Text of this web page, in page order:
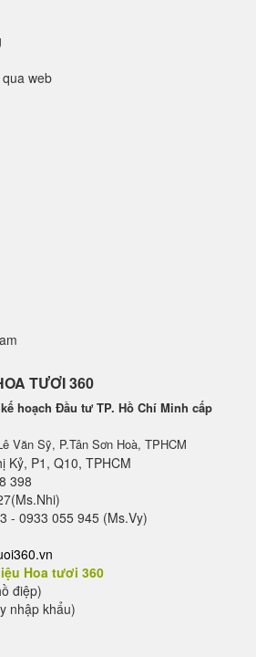
web
TƯƠI 360
hoạch Đầu tư TP. Hồ Chí Minh cấp
Văn Sỹ, P.Tân Sơn Hoà, TPHCM
Kỷ, P1, Q10, TPHCM
398
- 0933 055 945 (Ms.Vy)
Hoa tươi 360
điệp)
nhập khẩu)